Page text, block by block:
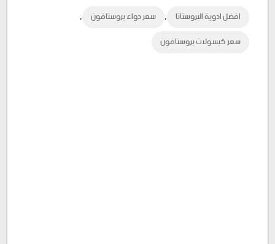
Plus افضل ادوية البروستاتا , سعر دواء بروستافون ,
سعر كبسولات بروستافون